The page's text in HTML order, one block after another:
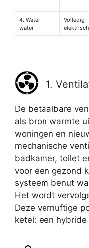
4. Water-
water
Volledig
elektrisch
1.
De betaalbare
als bron warmte
woningen en
mechanische
badkamer, toilet
voor een gezond
systeem benut
Het wordt
Deze vernuftige
ketel: een